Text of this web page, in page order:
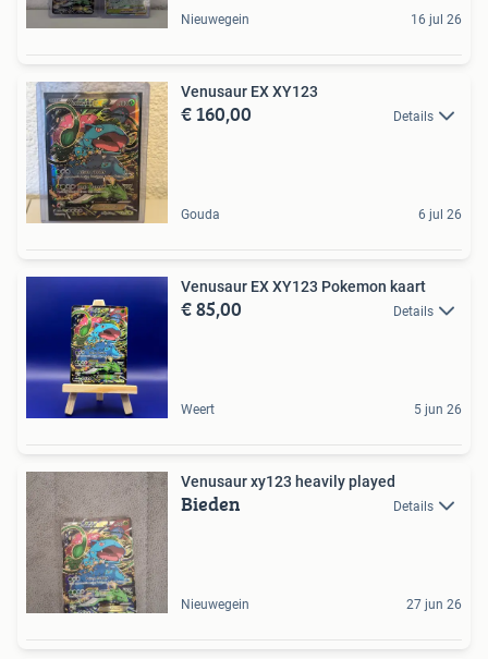
Nieuwegein 16 jul 26
Venusaur EX XY123
€ 160,00 Details
Gouda 6 jul 26
Venusaur EX XY123 Pokemon kaart
€ 85,00 Details
Weert 5 jun 26
Venusaur xy123 heavily played
Bieden Details
Nieuwegein 27 jun 26